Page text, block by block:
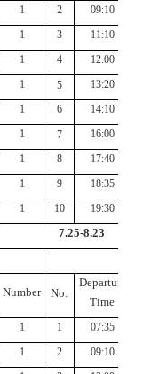
1 2
09:10
1 3 11:10
1 4 12:00
1 5
13:20
1 6 14:10
1 7
16:00
1 8
17:40
1 9 18:35
1 10 19:30
7.25-8.23
Number No.
Departure
Time
1 1
07:35
1 2
09:10